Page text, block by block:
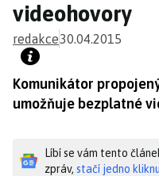
videohovory
redakce30.04.2015
Komunikátor
umožňuje bezplatné
Líbí se vám tento
zpráv, stačí jedno